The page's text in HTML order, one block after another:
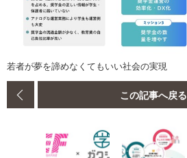
若者が夢を諦めなくてもいい社会の実現
この記事へ戻る